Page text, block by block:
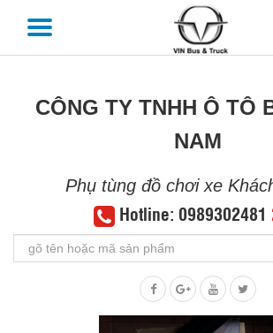
CÔNG TY TNHH Ô TÔ
NAM
Phụ tùng đồ chơi xe
Hotline: 0989302481